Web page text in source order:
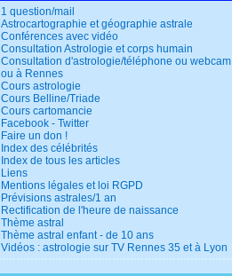
1 question/mail
Astrocartographie et géographie astrale
Conférences avec vidéo
Consultation Astrologie et corps humain
Consultation d'astrologie/téléphone ou webcam
ou à Rennes
Cours astrologie
Cours Belline/Triade
Cours cartomancie
Facebook - Twitter
Faire un don !
Index des célébrités
Index de tous les articles
Liens
Mentions légales et loi RGPD
Prévisions astrales/1 an
Rectification de l'heure de naissance
Thème astral
Thème astral enfant - de 10 ans
Vidéos : astrologie sur TV Rennes 35 et à Lyon